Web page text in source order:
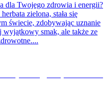
dla Twojego zdrowia i energii?
zielona, stała się
świecie, zdobywając uznanie
smak, ale także ze